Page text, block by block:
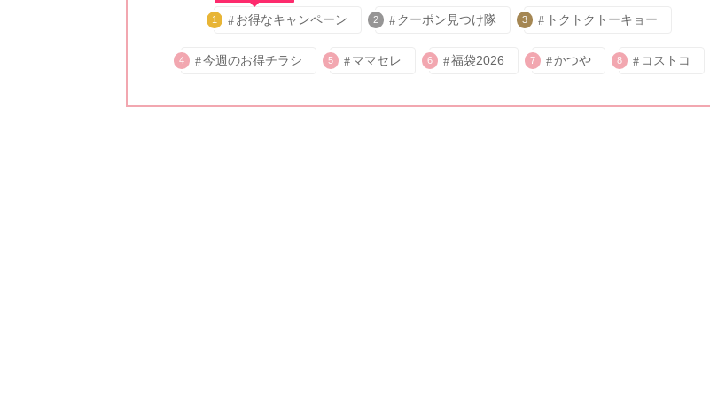
1 お得なキャンペーン 2 クーポン見つけ隊 3 トクトクトーキョー
4 今週のお得チラシ 5 ママセレ 6 福袋2026 7 かつや 8 コストコ